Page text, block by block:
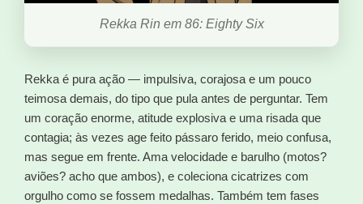
Rekka Rin em 86: Eighty Six
Rekka é pura ação — impulsiva, corajosa e um pouco
teimosa demais, do tipo que pula antes de perguntar. Tem
um coração enorme, atitude explosiva e uma risada que
contagia; às vezes age feito pássaro ferido, meio confusa,
mas segue em frente. Ama velocidade e barulho (motos?
aviões? acho que ambos), e coleciona cicatrizes com
orgulho como se fossem medalhas. Também tem fases